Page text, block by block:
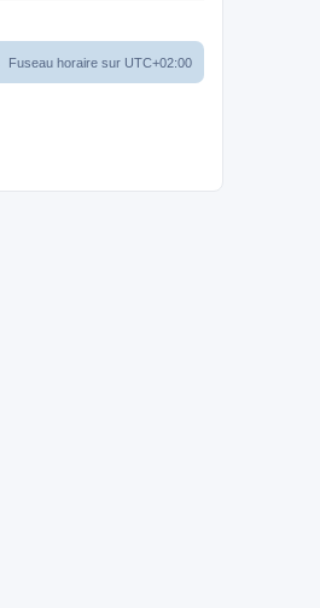
Fuseau horaire sur UTC+02:00